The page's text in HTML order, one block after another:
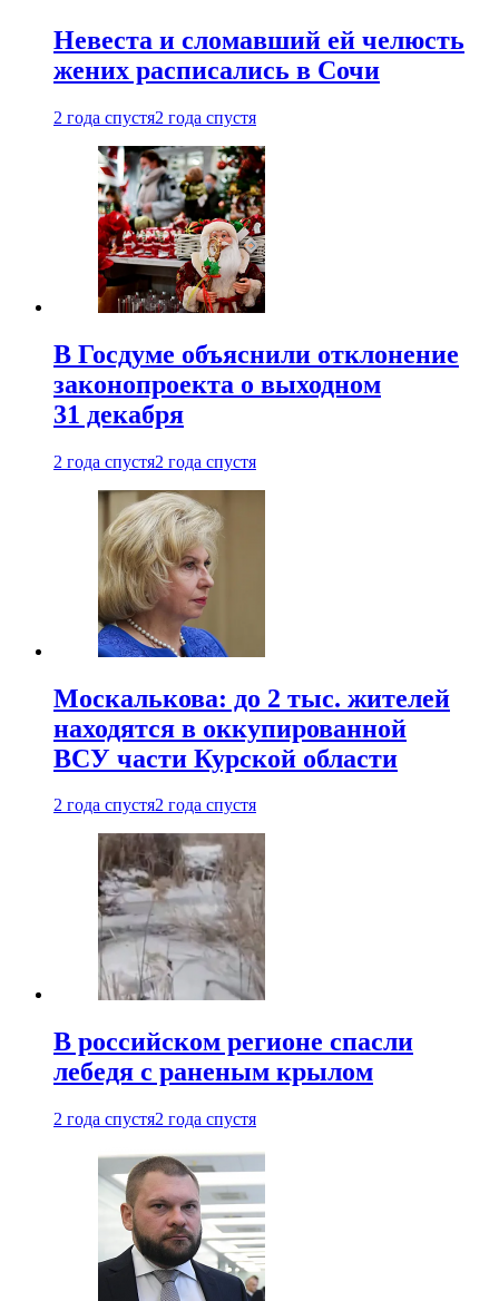
Невеста и сломавший ей челюсть
жених расписались в Сочи
2 года спустя2 года спустя
В Госдуме объяснили отклонение
законопроекта о выходном
31 декабря
2 года спустя2 года спустя
Москалькова: до 2 тыс. жителей
находятся в оккупированной
ВСУ части Курской области
2 года спустя2 года спустя
В российском регионе спасли
лебедя с раненым крылом
2 года спустя2 года спустя